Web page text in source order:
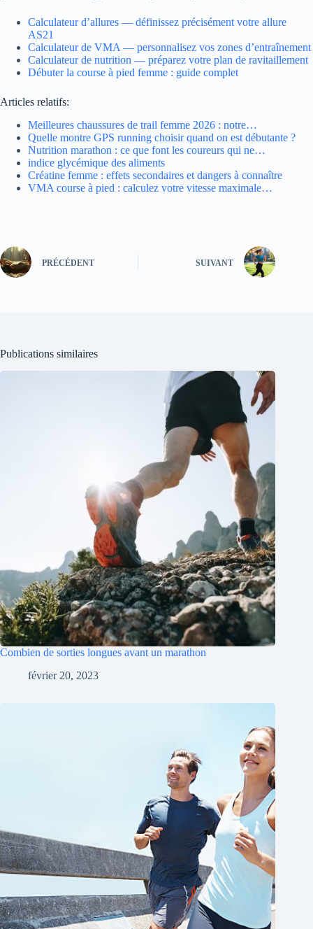
Calculateur d’allures — définissez précisément votre allure
AS21
Calculateur de VMA — personnalisez vos zones d’entraînement
Calculateur de nutrition — préparez votre plan de ravitaillement
Débuter la course à pied femme : guide complet
Articles relatifs:
Meilleures chaussures de trail femme 2026 : notre…
Quelle montre GPS running choisir quand on est débutante ?
Nutrition marathon : ce que font les coureurs qui ne…
indice glycémique des aliments
Créatine femme : effets secondaires et dangers à connaître
VMA course à pied : calculez votre vitesse maximale…
PRÉCÉDENT SUIVANT
Publications similaires
Combien de sorties longues avant un marathon
février 20, 2023